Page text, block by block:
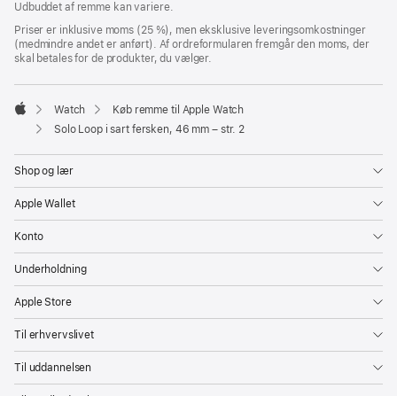
vindue)
Udbuddet af remme kan variere.
Priser er inklusive moms (25 %), men eksklusive leveringsomkostninger
(medmindre andet er anført). Af ordreformularen fremgår den moms, der
skal betales for de produkter, du vælger.
Apple
Watch
Køb remme til Apple Watch
Solo Loop i sart fersken, 46 mm – str. 2
Shop og lær
Apple Wallet
Konto
Underholdning
Apple Store
Til erhvervslivet
Til uddannelsen